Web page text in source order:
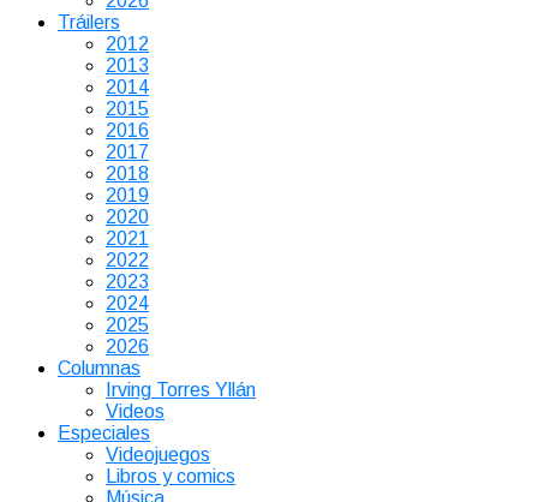
Tráilers
2012
2013
2014
2015
2016
2017
2018
2019
2020
2021
2022
2023
2024
2025
2026
Columnas
Irving Torres Yllán
Videos
Especiales
Videojuegos
Libros y comics